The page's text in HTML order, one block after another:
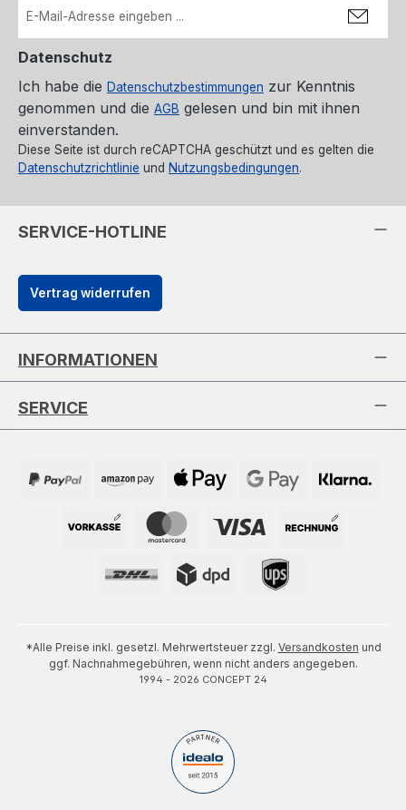
Datenschutz
Ich habe die Datenschutzbestimmungen zur Kenntnis
genommen und die AGB gelesen und bin mit ihnen
einverstanden.
Diese Seite ist durch reCAPTCHA geschützt und es gelten die
Datenschutzrichtlinie und Nutzungsbedingungen.
SERVICE-HOTLINE
Vertrag widerrufen
INFORMATIONEN
SERVICE
*Alle Preise inkl. gesetzl. Mehrwertsteuer zzgl. Versandkosten und
ggf. Nachnahmegebühren, wenn nicht anders angegeben.
1994 - 2026 CONCEPT 24